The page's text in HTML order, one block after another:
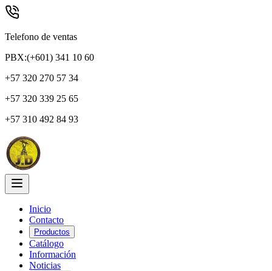
Telefono de ventas
PBX:(+601) 341 10 60
+57 320 270 57 34
+57 320 339 25 65
+57 310 492 84 93
Inicio
Contacto
Productos
Catálogo
Información
Noticias